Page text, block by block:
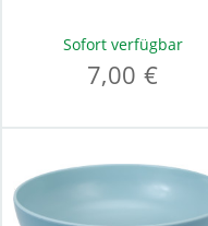
Sofort verfügbar
7,00 €